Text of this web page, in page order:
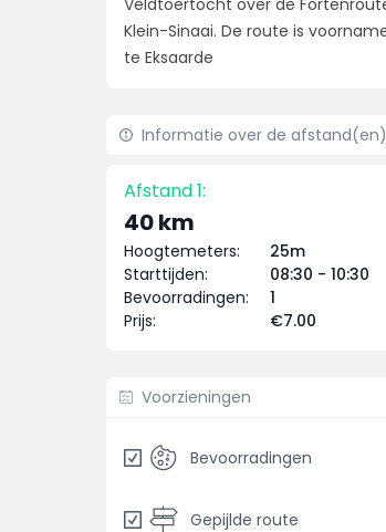
Klein-Sinaai. De route is
te Eksaarde
Informatie over de
Afstand 1:
40 km
Hoogtemeters:
25m
Starttijden:
08:30 - 10:30
Bevoorradingen:
1
Prijs:
€7.00
Voorzieningen
Bevoorradingen
Gepijlde route